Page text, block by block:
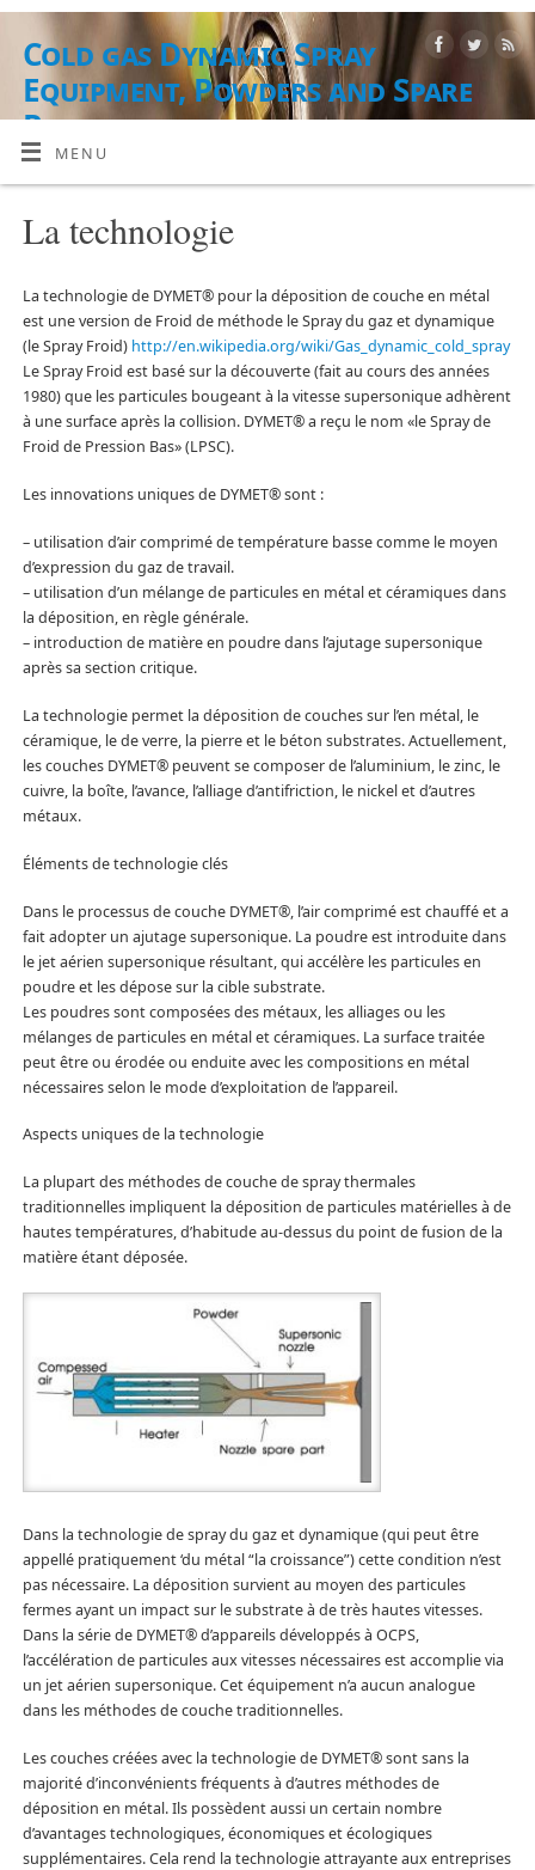
Cold gas Dynamic Spray
Equipment, Powders and Spare
Parts
ÉQUIPEMENT, MATÉRIEL EN POUDRE ET SERVICES
MENU
La technologie
La technologie de DYMET® pour la déposition de couche en métal
est une version de Froid de méthode le Spray du gaz et dynamique
(le Spray Froid) http://en.wikipedia.org/wiki/Gas_dynamic_cold_spray
Le Spray Froid est basé sur la découverte (fait au cours des années
1980) que les particules bougeant à la vitesse supersonique adhèrent
à une surface après la collision. DYMET® a reçu le nom «le Spray de
Froid de Pression Bas» (LPSC).
Les innovations uniques de DYMET® sont :
– utilisation d’air comprimé de température basse comme le moyen
d’expression du gaz de travail.
– utilisation d’un mélange de particules en métal et céramiques dans
la déposition, en règle générale.
– introduction de matière en poudre dans l’ajutage supersonique
après sa section critique.
La technologie permet la déposition de couches sur l’en métal, le
céramique, le de verre, la pierre et le béton substrates. Actuellement,
les couches DYMET® peuvent se composer de l’aluminium, le zinc, le
cuivre, la boîte, l’avance, l’alliage d’antifriction, le nickel et d’autres
métaux.
Éléments de technologie clés
Dans le processus de couche DYMET®, l’air comprimé est chauffé et a
fait adopter un ajutage supersonique. La poudre est introduite dans
le jet aérien supersonique résultant, qui accélère les particules en
poudre et les dépose sur la cible substrate.
Les poudres sont composées des métaux, les alliages ou les
mélanges de particules en métal et céramiques. La surface traitée
peut être ou érodée ou enduite avec les compositions en métal
nécessaires selon le mode d’exploitation de l’appareil.
Aspects uniques de la technologie
La plupart des méthodes de couche de spray thermales
traditionnelles impliquent la déposition de particules matérielles à de
hautes températures, d’habitude au-dessus du point de fusion de la
matière étant déposée.
Dans la technologie de spray du gaz et dynamique (qui peut être
appellé pratiquement ‘du métal “la croissance”) cette condition n’est
pas nécessaire. La déposition survient au moyen des particules
fermes ayant un impact sur le substrate à de très hautes vitesses.
Dans la série de DYMET® d’appareils développés à OCPS,
l’accélération de particules aux vitesses nécessaires est accomplie via
un jet aérien supersonique. Cet équipement n’a aucun analogue
dans les méthodes de couche traditionnelles.
Les couches créées avec la technologie de DYMET® sont sans la
majorité d’inconvénients fréquents à d’autres méthodes de
déposition en métal. Ils possèdent aussi un certain nombre
d’avantages technologiques, économiques et écologiques
supplémentaires. Cela rend la technologie attrayante aux entreprises